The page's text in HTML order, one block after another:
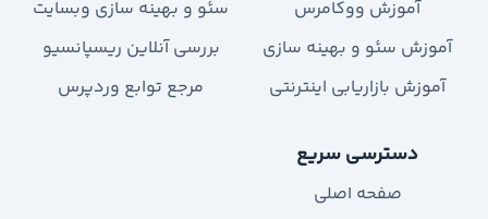
آموزش ووکامرس
آموزش سئو و بهینه سازی
آموزش بازاریابی اینترنتی
سئو و بهینه سازی وبسایت
بررسی آنلاین ریسپانسیو
مرجع توابع وردپرس
دسترسی سریع
صفحه اصلی